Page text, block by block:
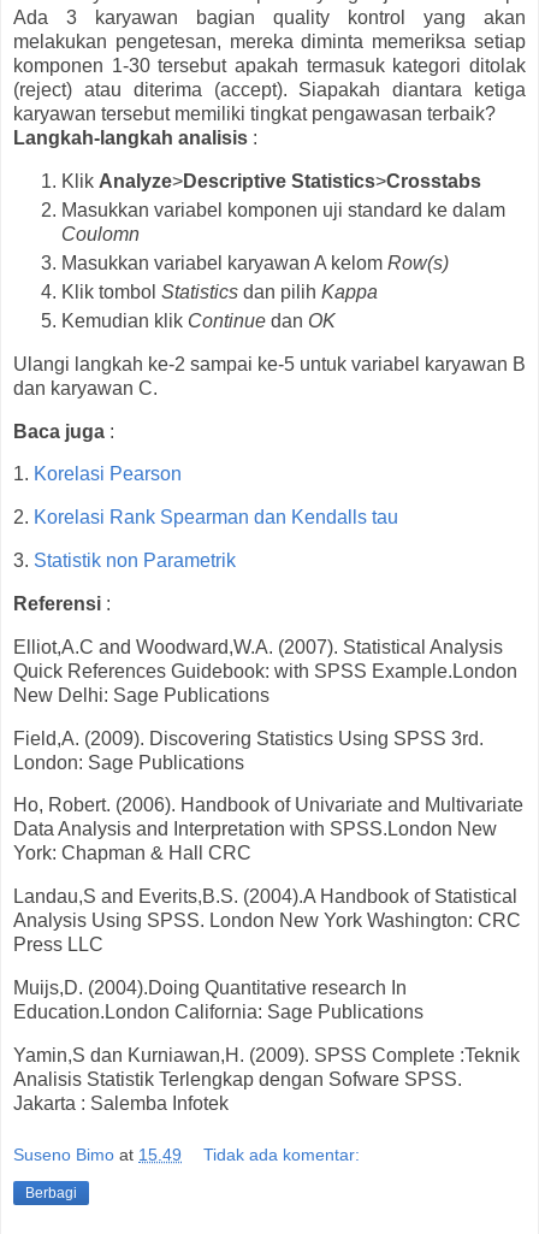
Ada 3 karyawan bagian quality kontrol yang akan
melakukan pengetesan, mereka diminta memeriksa setiap
komponen 1-30 tersebut apakah termasuk kategori ditolak
(reject) atau diterima (accept). Siapakah diantara ketiga
karyawan tersebut memiliki tingkat pengawasan terbaik?
Langkah-langkah analisis :
Klik Analyze>Descriptive Statistics>Crosstabs
Masukkan variabel komponen uji standard ke dalam
Coulomn
Masukkan variabel karyawan A kelom Row(s)
Klik tombol Statistics dan pilih Kappa
Kemudian klik Continue dan OK
Ulangi langkah ke-2 sampai ke-5 untuk variabel karyawan B
dan karyawan C.
Baca juga :
1. Korelasi Pearson
2. Korelasi Rank Spearman dan Kendalls tau
3. Statistik non Parametrik
Referensi :
Elliot,A.C and Woodward,W.A. (2007). Statistical Analysis
Quick References Guidebook: with SPSS Example.London
New Delhi: Sage Publications
Field,A. (2009). Discovering Statistics Using SPSS 3rd.
London: Sage Publications
Ho, Robert. (2006). Handbook of Univariate and Multivariate
Data Analysis and Interpretation with SPSS.London New
York: Chapman & Hall CRC
Landau,S and Everits,B.S. (2004).A Handbook of Statistical
Analysis Using SPSS. London New York Washington: CRC
Press LLC
Muijs,D. (2004).Doing Quantitative research In
Education.London California: Sage Publications
Yamin,S dan Kurniawan,H. (2009). SPSS Complete :Teknik
Analisis Statistik Terlengkap dengan Sofware SPSS.
Jakarta : Salemba Infotek
Suseno Bimo at 15.49 Tidak ada komentar:
Berbagi